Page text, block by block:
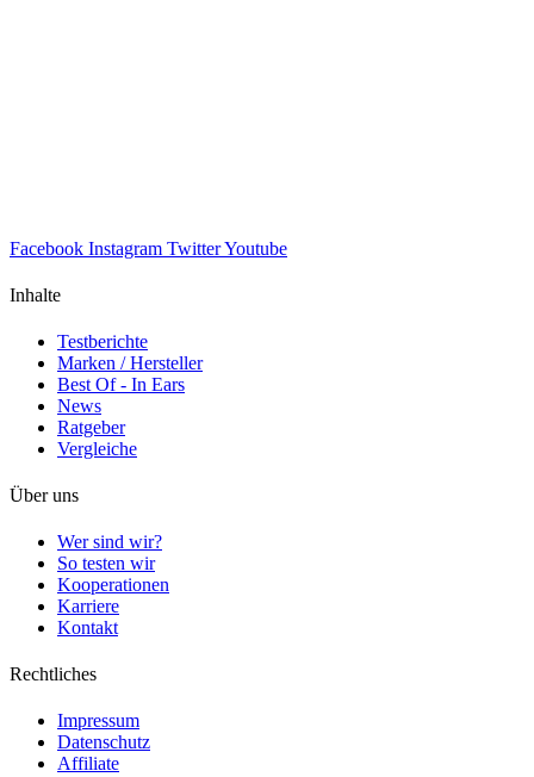
Facebook Instagram TwitterYoutube
Inhalte
Testberichte
Marken / Hersteller
Best Of - In Ears
News
Ratgeber
Vergleiche
Über uns
Wer sind wir?
So testen wir
Kooperationen
Karriere
Kontakt
Rechtliches
Impressum
Datenschutz
Affiliate